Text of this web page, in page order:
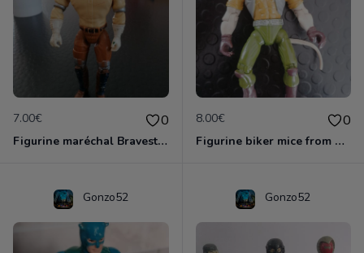
7.00€ 0
Figurine maréchal Bravestar
8.00€ 0
Figurine biker mice from mars
Gonzo52 Gonzo52